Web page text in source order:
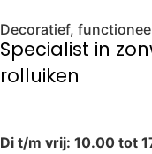
Decoratief,
Specialist in
rolluiken
Di t/m vrij: 10.00 tot